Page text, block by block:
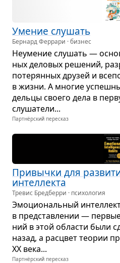
Уме­ние слу­шать
Бернард Феррари · бизнес
Неуме­ние слу­шать —
ных дело­вых реше­ний,
поте­рян­ных дру­зей и
в жизни. А мно­гие
дельцы сво­его дела в
слу­ша­тели...
Партнёрский пересказ
При­вычки для
интел­лекта
Тревис Бредберри · психология
Эмо­ци­о­наль­ный
в пред­став­ле­нии —
ний в этой обла­сти были
назад, а рас­цвет тео­рии
ХХ века...
Партнёрский пересказ